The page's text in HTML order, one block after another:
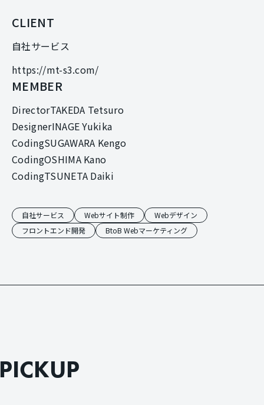
CLIENT
自社サービス
https://mt-s3.com/
MEMBER
DirectorTAKEDA Tetsuro
DesignerINAGE Yukika
CodingSUGAWARA Kengo
CodingOSHIMA Kano
CodingTSUNETA Daiki
自社サービス Webサイト制作
Webデザイン
フロントエンド開発
BtoB Webマーケティング
ICKUP